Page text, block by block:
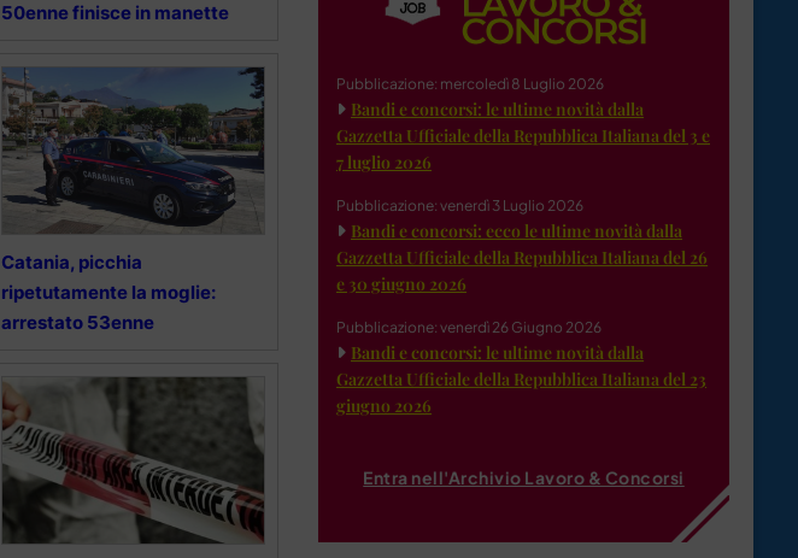
50enne finisce in manette
Catania, picchia
ripetutamente la moglie:
arrestato 53enne
Pubblicazione: mercoledì 8 Luglio 2026
Bandi e concorsi: le ultime novità dalla
Gazzetta Ufficiale della Repubblica Italiana del 3 e
7 luglio 2026
Pubblicazione: venerdì 3 Luglio 2026
Bandi e concorsi: ecco le ultime novità dalla
Gazzetta Ufficiale della Repubblica Italiana del 26
e 30 giugno 2026
Pubblicazione: venerdì 26 Giugno 2026
Bandi e concorsi: le ultime novità dalla
Gazzetta Ufficiale della Repubblica Italiana del 23
giugno 2026
Entra nell'Archivio Lavoro & Concorsi